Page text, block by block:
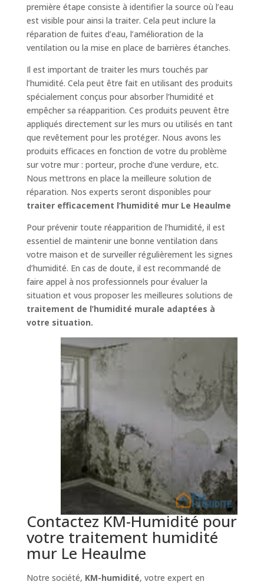
première étape consiste à identifier la source où l’eau
est visible pour ainsi la traiter. Cela peut inclure la
réparation de fuites d’eau, l’amélioration de la
ventilation ou la mise en place de barrières étanches.
Il est important de traiter les murs touchés par
l’humidité. Cela peut être fait en utilisant des produits
spécialement conçus pour absorber l’humidité et
empêcher sa réapparition. Ces produits peuvent être
appliqués directement sur les murs ou utilisés en tant
que revêtement pour les protéger. Nous avons les
produits efficaces en fonction de votre du problème
sur votre mur : porteur, proche d’une verdure, etc.
Nous mettrons en place la meilleure solution de
réparation. Nos experts seront disponibles pour
traiter efficacement l’humidité mur Le Heaulme
Pour prévenir toute réapparition de l’humidité, il est
essentiel de maintenir une bonne ventilation dans
votre maison et de surveiller régulièrement les signes
d’humidité. En cas de doute, il est recommandé de
faire appel à nos professionnels pour évaluer la
situation et vous proposer les meilleures solutions de
traitement de l’humidité murale adaptées à
votre situation.
Contactez KM-Humidité pour
votre traitement humidité
mur Le Heaulme
Notre société, KM-humidité, votre expert en